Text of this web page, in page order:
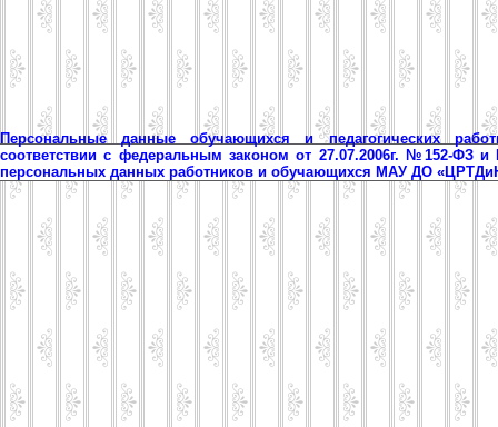
Персональные данные обучающихся и педагогических
соответствии с федеральным законом от 27.07.2006г. №152-ФЗ
персональных данных работников и обучающихся МАУ ДО